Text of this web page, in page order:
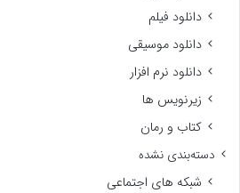
دانلود فیلم
دانلود موسیقی
دانلود نرم افزار
زیرنویس ها
کتاب و رمان
دسته‌بندی نشده
شبکه های اجتماعی